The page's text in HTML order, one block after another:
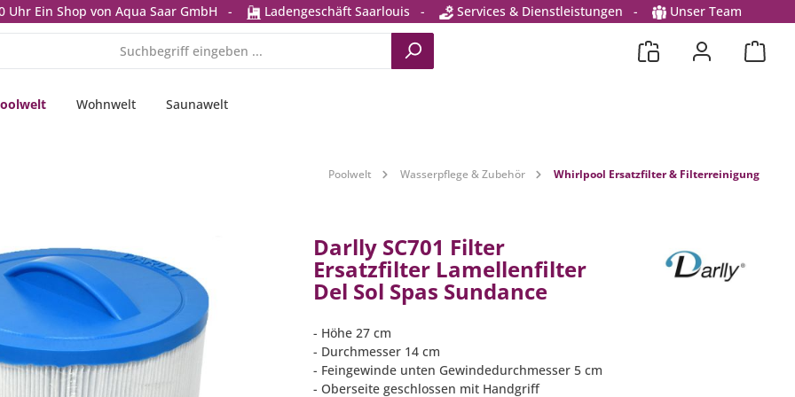
Uhr Ein Shop von Aqua Saar GmbH - Ladengeschäft Saarlouis - Services & Dienstleistungen - Unser Team
Wohnwelt Saunawelt
Poolwelt Wasserpflege & Zubehör Whirlpool Ersatzfilter & Filterreinigung
Darlly SC701 Filter
Ersatzfilter Lamellenfilter
Del Sol Spas Sundance
- Höhe 27 cm
- Durchmesser 14 cm
- Feingewinde unten Gewindedurchmesser 5 cm
- Oberseite geschlossen mit Handgriff